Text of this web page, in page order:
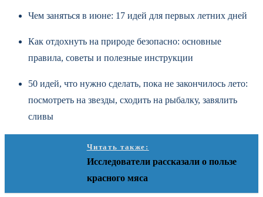
Чем заняться в июне: 17 идей для первых летних дней
Как отдохнуть на природе безопасно: основные
правила, советы и полезные инструкции
50 идей, что нужно сделать, пока не закончилось лето:
посмотреть на звезды, сходить на рыбалку, завялить
сливы
Читать также:
Исследователи рассказали о пользе
красного мяса